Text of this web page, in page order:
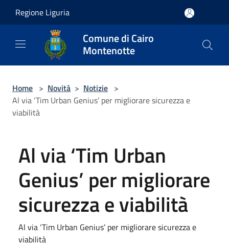
Regione Liguria
Comune di Cairo
Montenotte
Home > Novità > Notizie >
Al via ‘Tim Urban Genius’ per migliorare sicurezza e
viabilità
Al via ‘Tim Urban
Genius’ per migliorare
sicurezza e viabilità
Al via ‘Tim Urban Genius’ per migliorare sicurezza e
viabilità